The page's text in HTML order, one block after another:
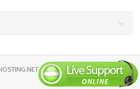
Minden Jog Fenntartva.